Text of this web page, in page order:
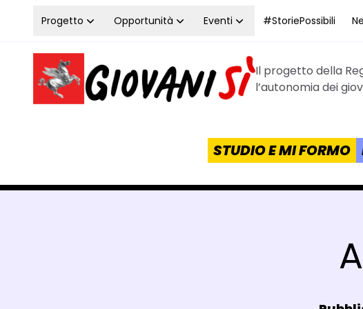
Vai al contenuto
Progetto Opportunità Eventi #StoriePossibili
Homepage Giovanisì - Progetto della Regione Toscana
Il progetto della
l’autonomia dei
STUDIO E MI FORMO